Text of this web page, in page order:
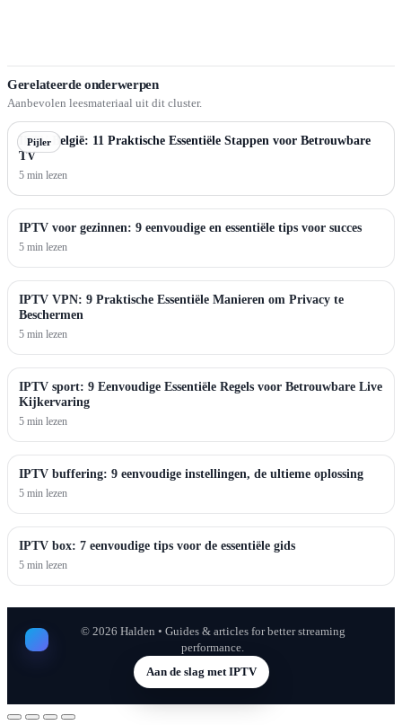
Gerelateerde onderwerpen
Aanbevolen leesmateriaal uit dit cluster.
Pijler
IPTV België: 11 Praktische Essentiële Stappen voor Betrouwbare
TV
5 min lezen
IPTV voor gezinnen: 9 eenvoudige en essentiële tips voor succes
5 min lezen
IPTV VPN: 9 Praktische Essentiële Manieren om Privacy te
Beschermen
5 min lezen
IPTV sport: 9 Eenvoudige Essentiële Regels voor Betrouwbare Live
Kijkervaring
5 min lezen
IPTV buffering: 9 eenvoudige instellingen, de ultieme oplossing
5 min lezen
IPTV box: 7 eenvoudige tips voor de essentiële gids
5 min lezen
© 2026 Halden • Guides & articles for better streaming
performance.
Aan de slag met IPTV